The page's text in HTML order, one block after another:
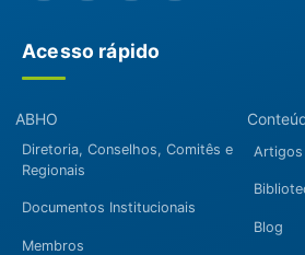
Acesso rápido
ABHO
Diretoria, Conselhos, Comitês e
Regionais
Documentos Institucionais
Membros
Artigos
Blog